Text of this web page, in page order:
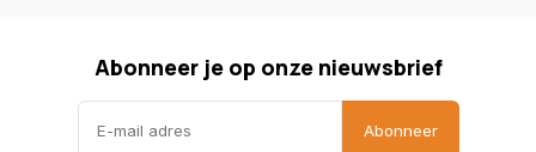
Abonneer je op onze nieuwsbrief
Abonneer